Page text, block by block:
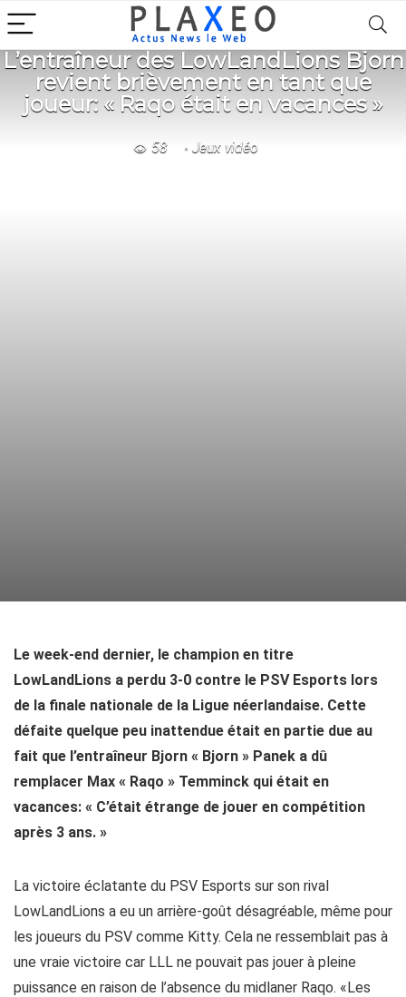
L’entraîneur des LowLandLions Bjorn
revient brièvement en tant que
joueur: « Raqo était en vacances »
58 Jeux vidéo
Le week-end dernier, le champion en titre
LowLandLions a perdu 3-0 contre le PSV Esports lors
de la finale nationale de la Ligue néerlandaise. Cette
défaite quelque peu inattendue était en partie due au
fait que l’entraîneur Bjorn « Bjorn » Panek a dû
remplacer Max « Raqo » Temminck qui était en
vacances: « C’était étrange de jouer en compétition
après 3 ans. »
La victoire éclatante du PSV Esports sur son rival
LowLandLions a eu un arrière-goût désagréable, même pour
les joueurs du PSV comme Kitty. Cela ne ressemblait pas à
une vraie victoire car LLL ne pouvait pas jouer à pleine
puissance en raison de l’absence du midlaner Raqo. «Les